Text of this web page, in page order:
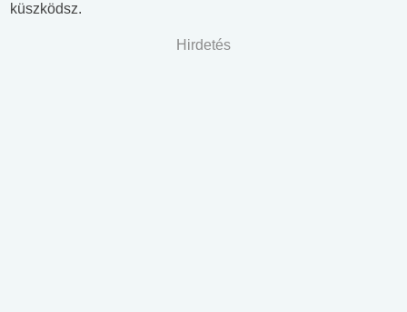
küszködsz.
Hirdetés